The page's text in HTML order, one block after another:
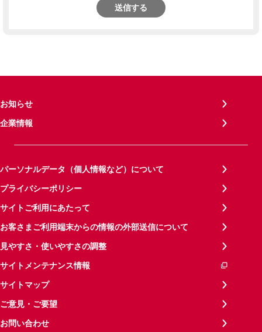
送信する
お知らせ
企業情報
パーソナルデータ（個人情報など）について
プライバシーポリシー
サイトご利用にあたって
お客さまご利用端末からの情報の外部送信について
見やすさ・使いやすさの調整
サイトメンテナンス情報
サイトマップ
ご意見・ご要望
お問い合わせ